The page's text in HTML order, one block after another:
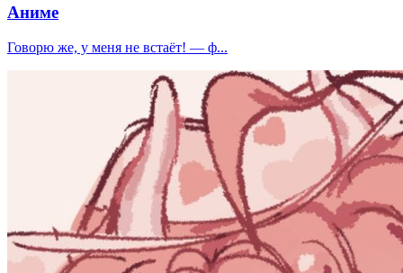
Аниме
Говорю же, у меня не встаёт! — ф...